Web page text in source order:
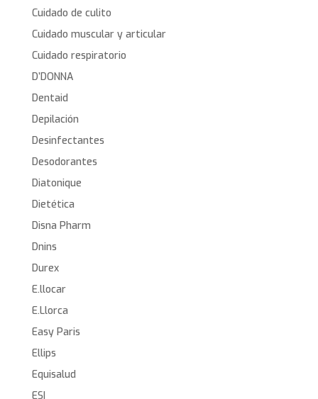
Cuidado de culito
Cuidado muscular y articular
Cuidado respiratorio
D’DONNA
Dentaid
Depilación
Desinfectantes
Desodorantes
Diatonique
Dietética
Disna Pharm
Dnins
Durex
E.llocar
E.Llorca
Easy Paris
Ellips
Equisalud
ESI